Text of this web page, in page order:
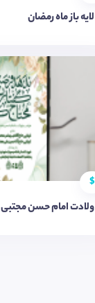
لایه باز ماه رمضان
$
ولادت امام حسن مجتبی